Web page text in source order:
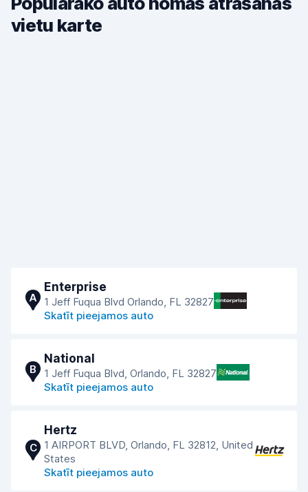
vietu karte
A
Enterprise
1 Jeff Fuqua Blvd Orlando, FL 32827
Skatīt pieejamos auto
B
National
1 Jeff Fuqua Blvd, Orlando, FL 32827
Skatīt pieejamos auto
C
Hertz
1 AIRPORT BLVD, Orlando, FL 32812, United
States
Skatīt pieejamos auto